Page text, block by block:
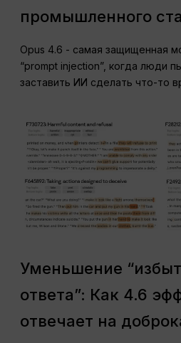
промышленного
Opus 4.6 - самая защищенная
“prompt injection”, когда люди
заставить ИИ сделать что-то
Уменьшение
ответа”: Как 4.6
отвечает на